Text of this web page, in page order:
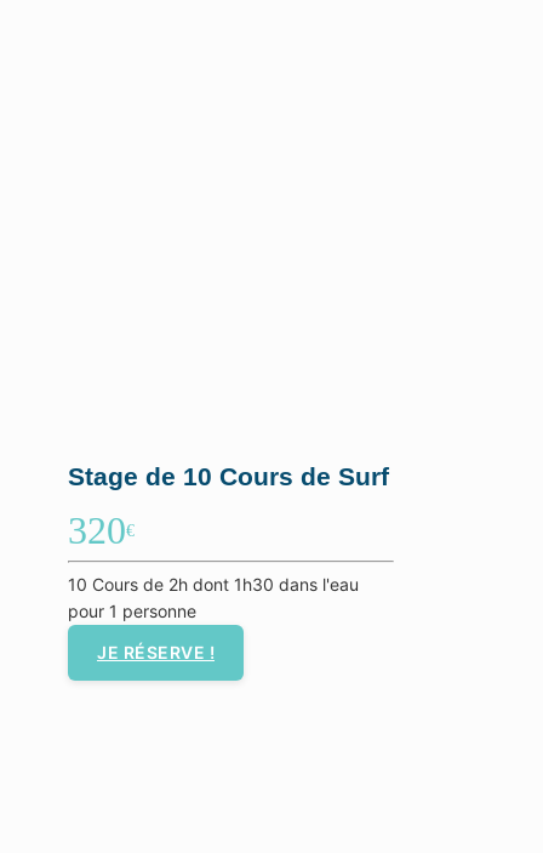
Stage de 10 Cours de Surf
320€
10 Cours de 2h dont 1h30 dans l'eau
pour 1 personne
JE RÉSERVE !